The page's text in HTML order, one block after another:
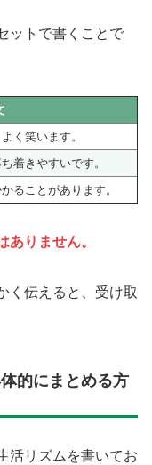
ットで書くことで
く笑います。
着きやすいです。
ることがあります。
ありません。
く伝えると、受け取
的にまとめる方
活リズムを書いてお